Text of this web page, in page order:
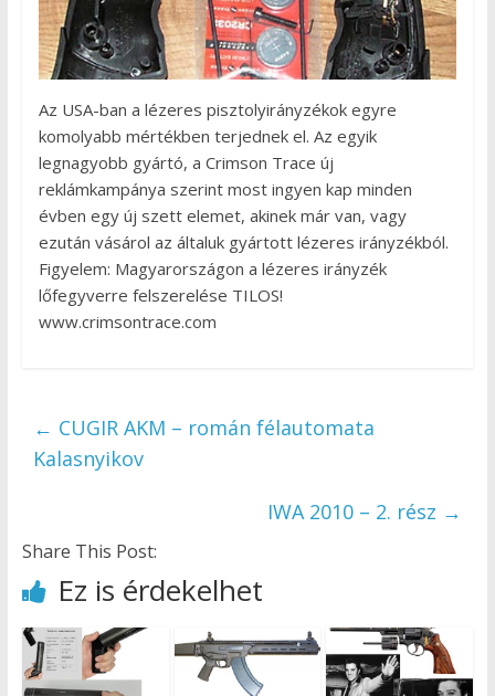
Az USA-ban a lézeres pisztolyirányzékok egyre
komolyabb mértékben terjednek el. Az egyik
legnagyobb gyártó, a Crimson Trace új
reklámkampánya szerint most ingyen kap minden
évben egy új szett elemet, akinek már van, vagy
ezután vásárol az általuk gyártott lézeres irányzékból.
Figyelem: Magyarországon a lézeres irányzék
lőfegyverre felszerelése TILOS!
www.crimsontrace.com
← CUGIR AKM – román félautomata
Kalasnyikov
IWA 2010 – 2. rész →
Share This Post:
Ez is érdekelhet